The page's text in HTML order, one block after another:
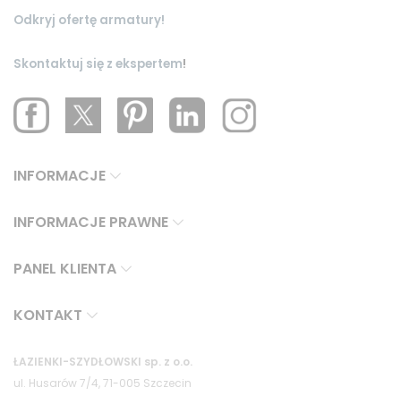
Odkryj ofertę armatury!
Skontaktuj się z ekspertem!
INFORMACJE
INFORMACJE PRAWNE
PANEL KLIENTA
KONTAKT
ŁAZIENKI-SZYDŁOWSKI sp. z o.o.
ul. Husarów 7/4, 71-005 Szczecin